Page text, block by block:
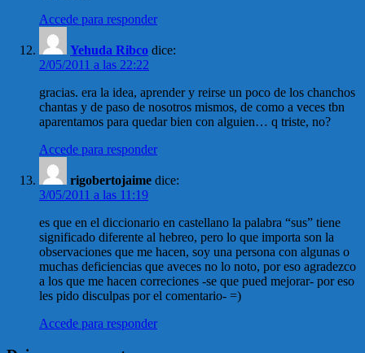
Accede para responder
Yehuda Ribco dice:
2/05/2011 a las 22:22
gracias. era la idea, aprender y reirse un poco de los chanchos
chantas y de paso de nosotros mismos, de como a veces tbn
aparentamos para quedar bien con alguien… q triste, no?
Accede para responder
rigobertojaime dice:
3/05/2011 a las 11:19
es que en el diccionario en castellano la palabra “sus” tiene
significado diferente al hebreo, pero lo que importa son la
observaciones que me hacen, soy una persona con algunas o
muchas deficiencias que aveces no lo noto, por eso agradezco
a los que me hacen correciones -se que pued mejorar- por eso
les pido disculpas por el comentario- =)
Accede para responder